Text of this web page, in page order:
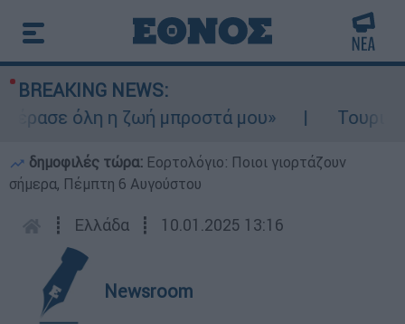
BREAKING NEWS:
όλη η ζωή μπροστά μου»
δημοφιλές τώρα: Εορτολόγιο: Ποιοι γιορτάζουν
σήμερα, Πέμπτη 6 Αυγούστου
┋ Ελλάδα ┋ 10.01.2025 13:16
Newsroom